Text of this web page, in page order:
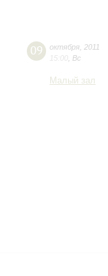
09 октября 2011
15:00 Вс
Малый зал